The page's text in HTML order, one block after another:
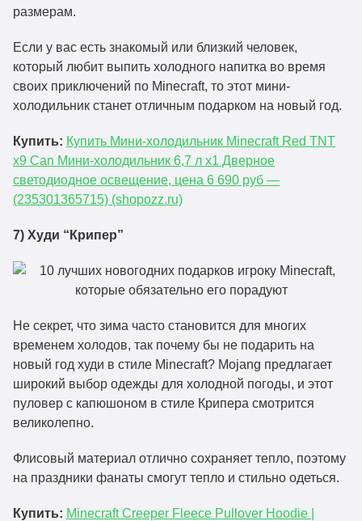
размерам.
Если у вас есть знакомый или близкий человек,
который любит выпить холодного напитка во время
своих приключений по Minecraft, то этот мини-
холодильник станет отличным подарком на новый год.
Купить: Купить Мини-холодильник Minecraft Red TNT
x9 Can Мини-холодильник 6,7 л x1 Дверное
светодиодное освещение, цена 6 690 руб —
(235301365715) (shopozz.ru)
7) Худи “Крипер”
Не секрет, что зима часто становится для многих
временем холодов, так почему бы не подарить на
новый год худи в стиле Minecraft? Mojang предлагает
широкий выбор одежды для холодной погоды, и этот
пуловер с капюшоном в стиле Крипера смотрится
великолепно.
Флисовый материал отлично сохраняет тепло, поэтому
на праздники фанаты смогут тепло и стильно одеться.
Купить: Minecraft Creeper Fleece Pullover Hoodie |